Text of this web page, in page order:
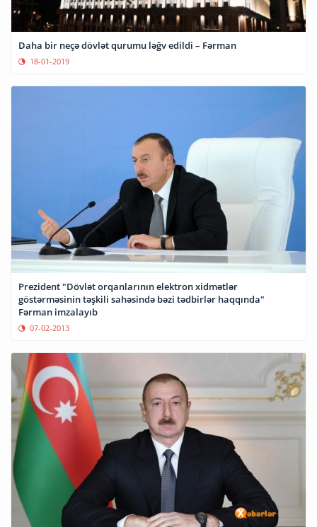
Daha bir neçə dövlət qurumu ləğv edildi – Fərman
18-01-2019
Prezident "Dövlət orqanlarının elektron xidmətlər
göstərməsinin təşkili sahəsində bəzi tədbirlər haqqında"
Fərman imzalayıb
07-02-2013